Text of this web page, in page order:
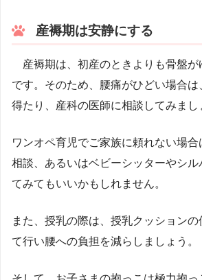
産褥期は安静にする
産褥期は、初産のときよりも骨盤が
です。そのため、腰痛がひどい場合
得たり、産科の医師に相談してみまし
ワンオペ育児でご家族に頼れない場合
相談、あるいはベビーシッターやシル
てみてもいいかもしれません。
また、授乳の際は、授乳クッション
て行い腰への負担を減らしましょう。